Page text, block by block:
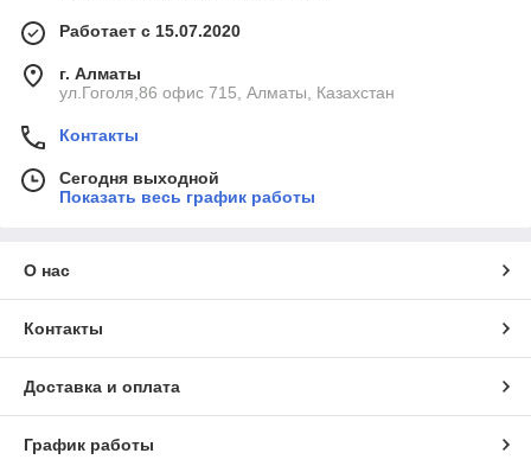
Работает с 15.07.2020
г. Алматы
ул.Гоголя,86 офис 715, Алматы, Казахстан
Контакты
Сегодня выходной
Показать весь график работы
О нас
Контакты
Доставка и оплата
График работы